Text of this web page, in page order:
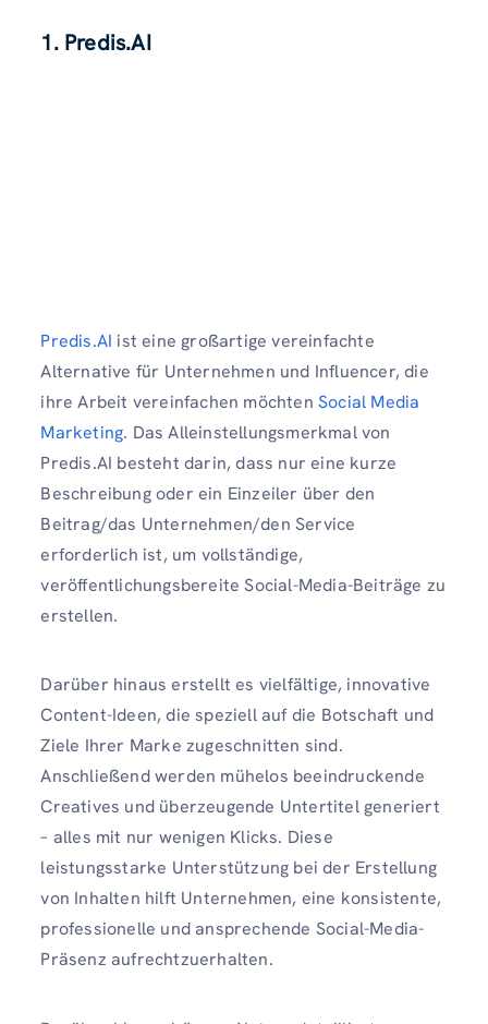
1. Predis.AI
Predis.AI ist eine großartige vereinfachte
Alternative für Unternehmen und Influencer, die
ihre Arbeit vereinfachen möchten Social Media
Marketing. Das Alleinstellungsmerkmal von
Predis.AI besteht darin, dass nur eine kurze
Beschreibung oder ein Einzeiler über den
Beitrag/das Unternehmen/den Service
erforderlich ist, um vollständige,
veröffentlichungsbereite Social-Media-Beiträge zu
erstellen.
Darüber hinaus erstellt es vielfältige, innovative
Content-Ideen, die speziell auf die Botschaft und
Ziele Ihrer Marke zugeschnitten sind.
Anschließend werden mühelos beeindruckende
Creatives und überzeugende Untertitel generiert
– alles mit nur wenigen Klicks. Diese
leistungsstarke Unterstützung bei der Erstellung
von Inhalten hilft Unternehmen, eine konsistente,
professionelle und ansprechende Social-Media-
Präsenz aufrechtzuerhalten.